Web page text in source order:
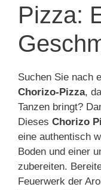
Pizza:
Suchen Sie nach
Chorizo-Pizza,
Tanzen bringt?
Dieses Chorizo
eine authentisch
Boden und einer
zubereiten.
Feuerwerk der